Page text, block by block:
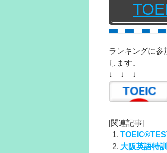
ランキングに参
します。
↓ ↓ ↓
[関連記事]
大阪英語特